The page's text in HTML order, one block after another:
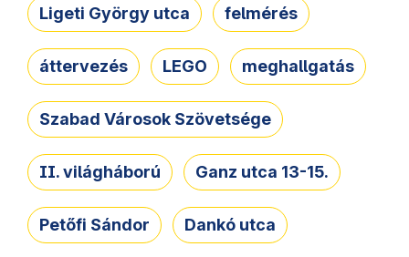
Ligeti György utca felmérés
áttervezés LEGO meghallgatás
Szabad Városok Szövetsége
II. világháború Ganz utca 13-15.
Petőfi Sándor Dankó utca